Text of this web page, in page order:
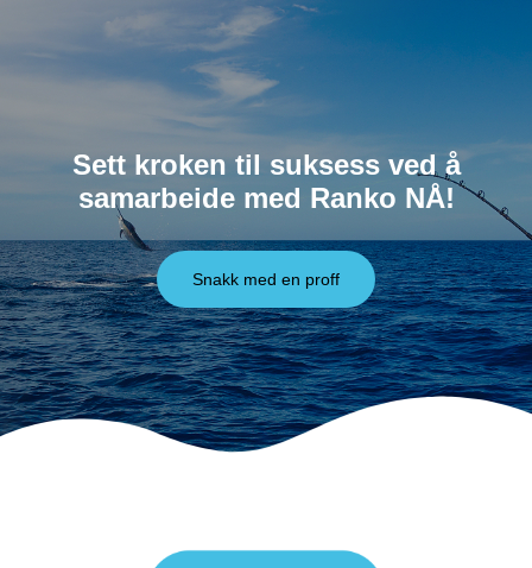
Sett kroken til suksess ved å
samarbeide med Ranko NÅ!
Snakk med en proff